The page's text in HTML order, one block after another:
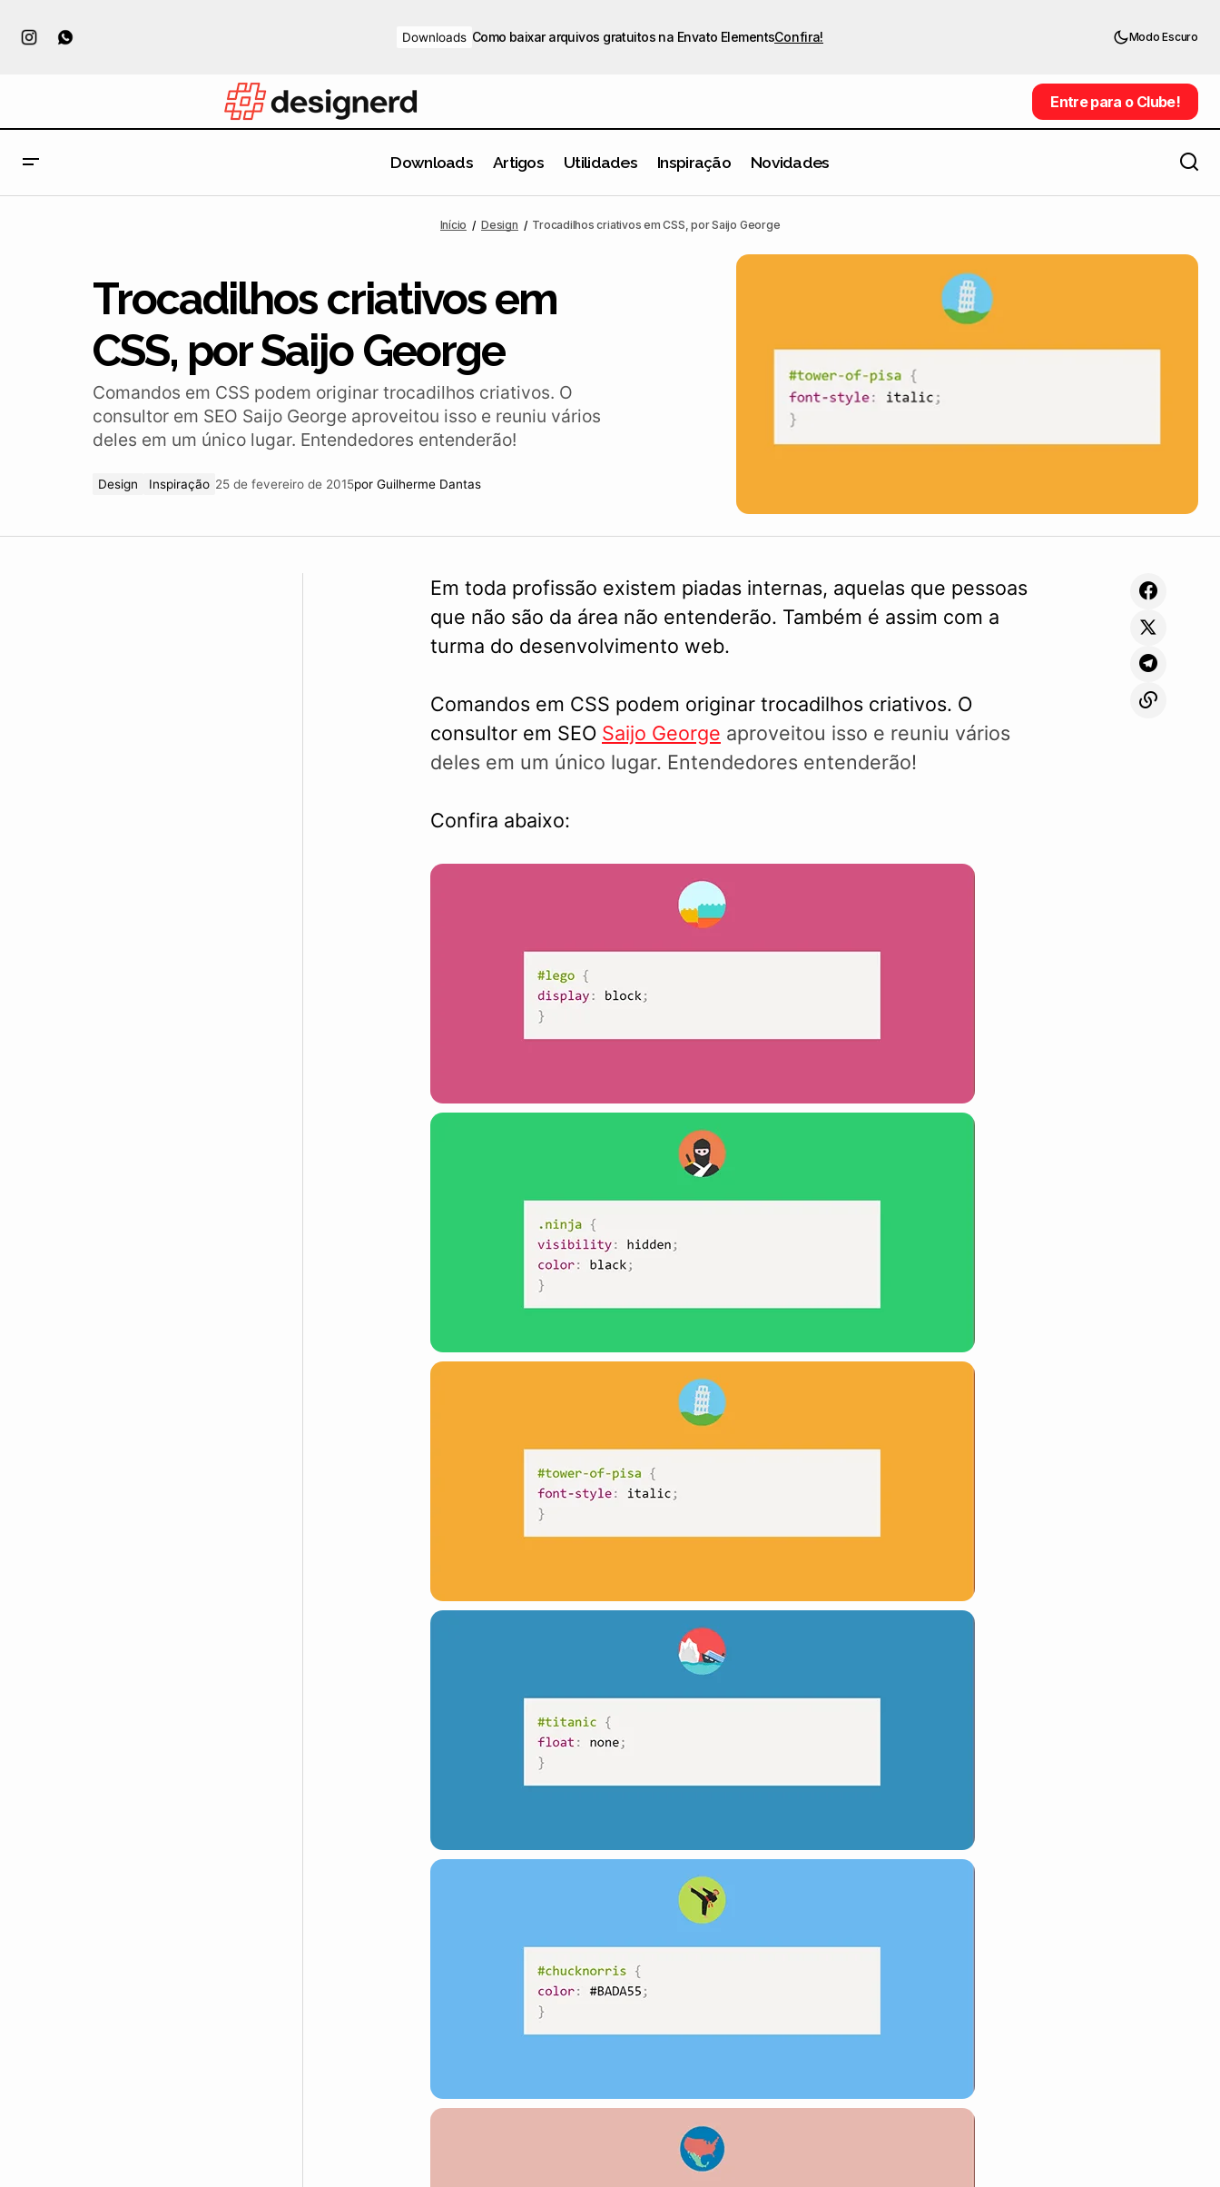
Downloads Como baixar arquivos gratuitos na Envato ElementsConfira! Modo Escuro
Entre para o Clube!
Entre para o Clube!
Downloads Artigos Utilidades Inspiração Novidades
Design Inspiração Trocadilhos criativos em CSS, por Saijo George
Início Design Trocadilhos criativos em CSS, por Saijo George
Trocadilhos criativos em
CSS, por Saijo George
Comandos em CSS podem originar trocadilhos criativos. O
consultor em SEO Saijo George aproveitou isso e reuniu vários
deles em um único lugar. Entendedores entenderão!
Design Inspiração 25 de fevereiro de 2015por Guilherme Dantas
Em toda profissão existem piadas internas, aquelas que pessoas
que não são da área não entenderão. Também é assim com a
turma do desenvolvimento web.
Comandos em CSS podem originar trocadilhos criativos. O
consultor em SEO Saijo George aproveitou isso e reuniu vários
deles em um único lugar. Entendedores entenderão!
Confira abaixo: